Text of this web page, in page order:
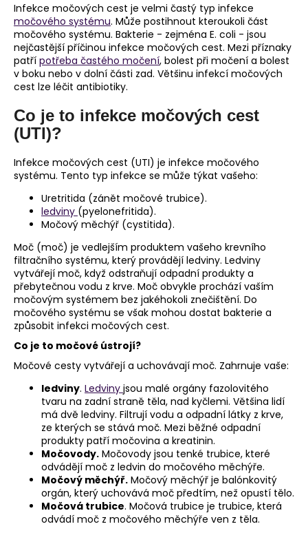
Infekce močových cest je velmi častý typ infekce
močového systému. Může postihnout kteroukoli část
močového systému. Bakterie - zejména E. coli - jsou
nejčastější příčinou infekce močových cest. Mezi příznaky
patří potřeba častého močení, bolest při močení a bolest
v boku nebo v dolní části zad. Většinu infekcí močových
cest lze léčit antibiotiky.
Co je to infekce močových cest
(UTI)?
Infekce močových cest (UTI) je infekce močového
systému. Tento typ infekce se může týkat vašeho:
Uretritida (zánět močové trubice).
ledviny (pyelonefritida).
Močový měchýř (cystitida).
Moč (moč) je vedlejším produktem vašeho krevního
filtračního systému, který provádějí ledviny. Ledviny
vytvářejí moč, když odstraňují odpadní produkty a
přebytečnou vodu z krve. Moč obvykle prochází vaším
močovým systémem bez jakéhokoli znečištění. Do
močového systému se však mohou dostat bakterie a
způsobit infekci močových cest.
Co je to močové ústrojí?
Močové cesty vytvářejí a uchovávají moč. Zahrnuje vaše:
ledviny. Ledviny jsou malé orgány fazolovitého
tvaru na zadní straně těla, nad kyčlemi. Většina lidí
má dvě ledviny. Filtrují vodu a odpadní látky z krve,
ze kterých se stává moč. Mezi běžné odpadní
produkty patří močovina a kreatinin.
Močovody. Močovody jsou tenké trubice, které
odvádějí moč z ledvin do močového měchýře.
Močový měchýř. Močový měchýř je balónkovitý
orgán, který uchovává moč předtím, než opustí tělo.
Močová trubice. Močová trubice je trubice, která
odvádí moč z močového měchýře ven z těla.
e
n
a
j
í
?
D
o
p
o
r
u
č
j